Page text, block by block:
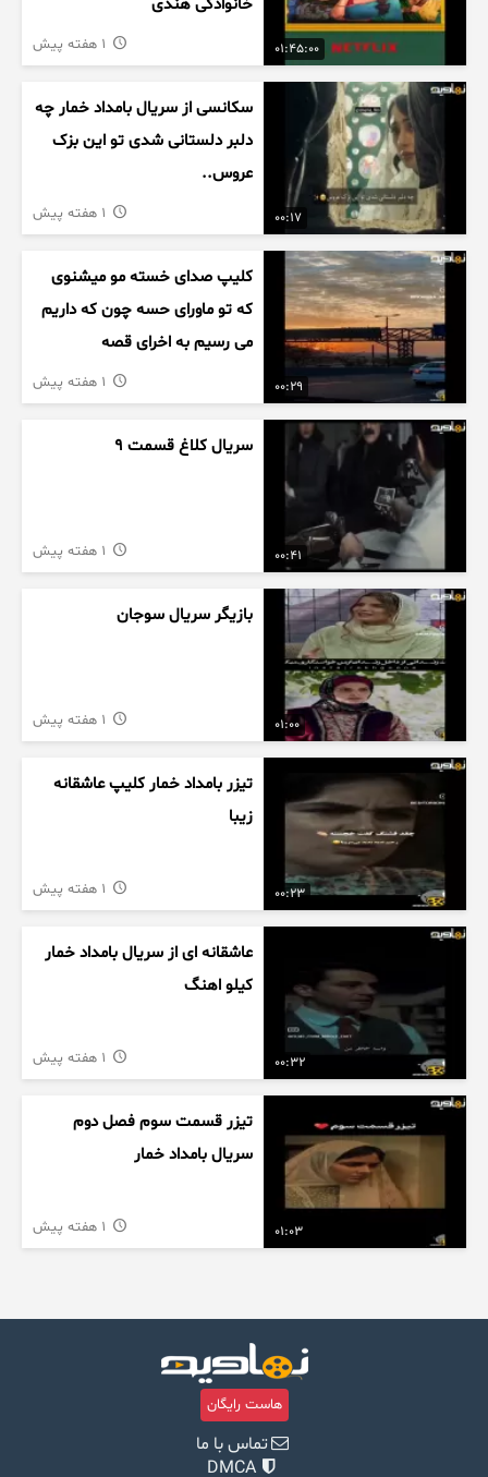
01:45:00
خانوادگی هندی
00:17
سکانسی از سریال بامداد خمار چه
دلبر دلستانی شدی تو این بزک
عروس..
00:29
کلیپ صدای خسته مو میشنوی
که تو ماورای حسه چون که داریم
می رسیم به اخرای قصه
00:41
سریال کلاغ قسمت 9
01:00
بازیگر سریال سوجان
00:23
تیزر بامداد خمار کلیپ عاشقانه
زیبا
00:32
عاشقانه ای از سریال بامداد خمار
کیلو اهنگ
01:03
تیزر قسمت سوم فصل دوم
سریال بامداد خمار
هاست رایگان
تماس با ما
DMCA